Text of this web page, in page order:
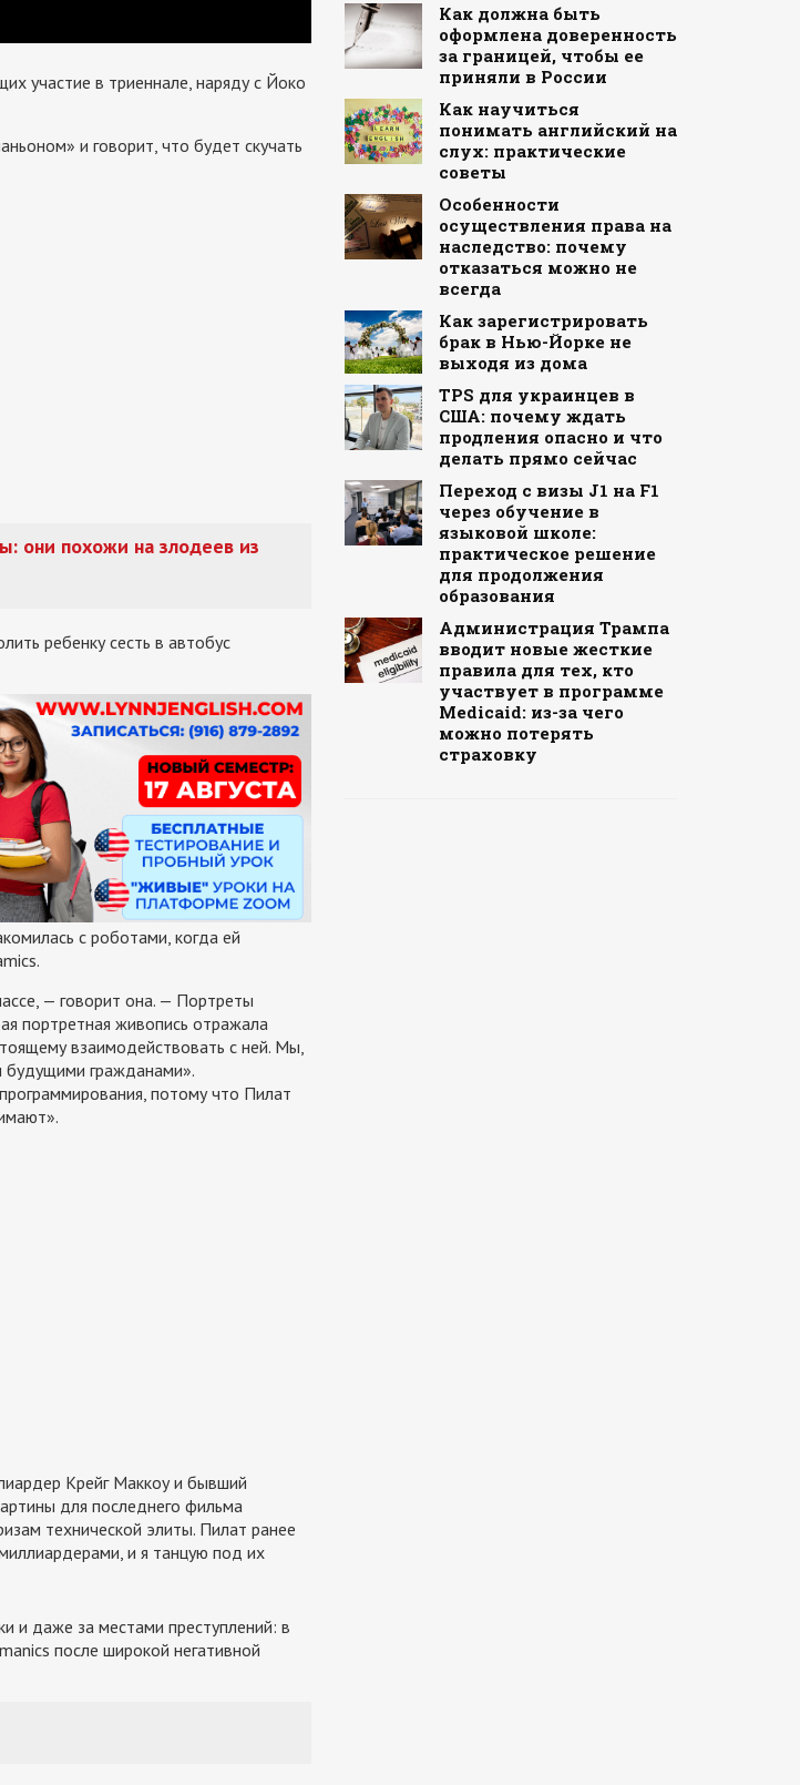
участие в триеннале, наряду с Йоко
и говорит, что будет скучать
они похожи на злодеев из
ребенку сесть в автобус
с роботами, когда ей
— говорит она. — Портреты
портретная живопись отражала
взаимодействовать с ней. Мы,
будущими гражданами».
потому что Пилат
Крейг Маккоу и бывший
для последнего фильма
технической элиты. Пилат ранее
и я танцую под их
и даже за местами преступлений: в
после широкой негативной
Как должна быть
оформлена доверенность
за границей, чтобы ее
приняли в России
Как научиться
понимать английский на
слух: практические
советы
Особенности
осуществления права на
наследство: почему
отказаться можно не
всегда
Как зарегистрировать
брак в Нью-Йорке не
выходя из дома
TPS для украинцев в
США: почему ждать
продления опасно и что
делать прямо сейчас
Переход с визы J1 на F1
через обучение в
языковой школе:
практическое решение
для продолжения
образования
Администрация Трампа
вводит новые жесткие
правила для тех, кто
участвует в программе
Medicaid: из-за чего
можно потерять
страховку